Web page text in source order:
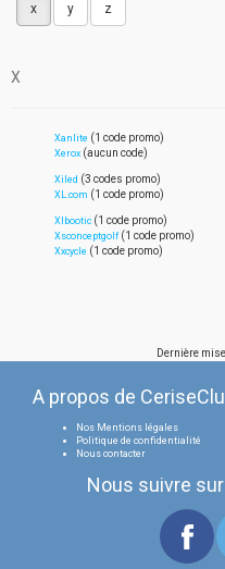
x y z
X
Xanlite (1 code promo)
Xerox (aucun code)
Xiled (3 codes promo)
XL.com (1 code promo)
Xlbootic (1 code promo)
Xsconceptgolf (1 code promo)
Xxcycle (1 code promo)
Dernière
A propos de
Nos Mentions légales
Politique de confidentialité
Nous contacter
Nous suivre